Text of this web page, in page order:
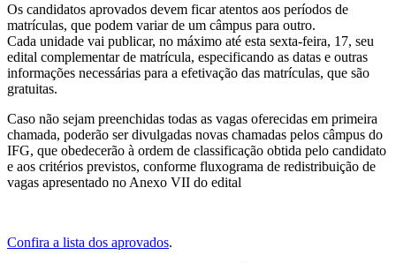
Os candidatos aprovados devem ficar atentos aos períodos de
matrículas, que podem variar de um câmpus para outro.
Cada unidade vai publicar, no máximo até esta sexta-feira, 17, seu
edital complementar de matrícula, especificando as datas e outras
informações necessárias para a efetivação das matrículas, que são
gratuitas.
Caso não sejam preenchidas todas as vagas oferecidas em primeira
chamada, poderão ser divulgadas novas chamadas pelos câmpus do
IFG, que obedecerão à ordem de classificação obtida pelo candidato
e aos critérios previstos, conforme fluxograma de redistribuição de
vagas apresentado no Anexo VII do edital
Confira a lista dos aprovados.